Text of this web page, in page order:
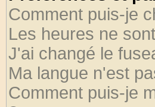
Comment puis-je
Les heures ne
J'ai changé le
Ma langue n'est
Comment puis-je